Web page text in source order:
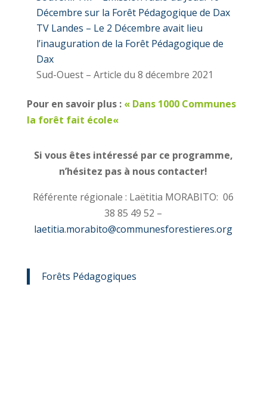
Décembre sur la Forêt Pédagogique de Dax
TV Landes – Le 2 Décembre avait lieu
l’inauguration de la Forêt Pédagogique de
Dax
Sud-Ouest – Article du 8 décembre 2021
Pour en savoir plus : « Dans 1000 Communes
la forêt fait école«
Si vous êtes intéressé par ce programme,
n’hésitez pas à nous contacter!
Référente régionale : Laëtitia MORABITO: 06
38 85 49 52 –
laetitia.morabito@communesforestieres.org
Forêts Pédagogiques